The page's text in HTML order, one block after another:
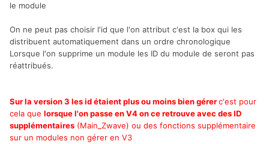
le module
On ne peut pas choisir l'id que l'on attribut c'est la box qui les
distribuent automatiquement dans un ordre chronologique
Lorsque l'on supprime un module les ID du module de seront pas
réattribués.
Sur la version 3 les id étaient plus ou moins bien gérerc'est pour
cela que lorsque l'on passe en V4 on ce retrouve avec des ID
supplémentaires (Main_Zwave) ou des fonctions supplémentaire
sur un modules non gérer en V3